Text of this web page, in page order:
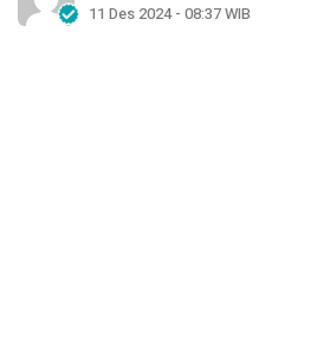
11 Des 2024 - 08:37 WIB